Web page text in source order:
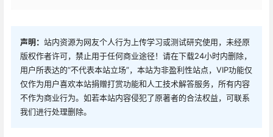
声明： 站内资源为网友个人行为上传学习或测试研究使用，未经原
版权作者许可，禁止用于任何商业途径！请在下载24小时内删除，
用户所表达的“不代表本站立场”，本站为非盈利性站点，VIP功能仅
仅作为用户喜欢本站捐赠打赏功能和人工技术解答服务，所有内容
不作为商业行为。如若本站内容侵犯了原著者的合法权益，可联系
我们进行处理删除。